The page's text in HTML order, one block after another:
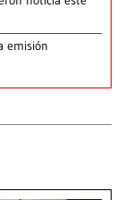
emisión